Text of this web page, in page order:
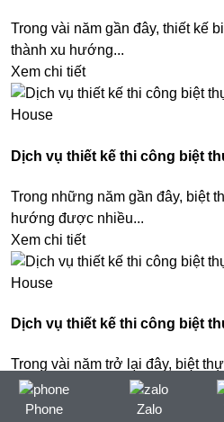
Trong vài năm gần đây, thiết kế
thành xu hướng...
Xem chi tiết
Dịch vụ thiết kế thi công biệt
Trong những năm gần đây, biệt
hướng được nhiều...
Xem chi tiết
Dịch vụ thiết kế thi công biệt
Trong vài năm trở lại đây, biệt
trở thành xu...
Xem chi tiết
Phone Zalo